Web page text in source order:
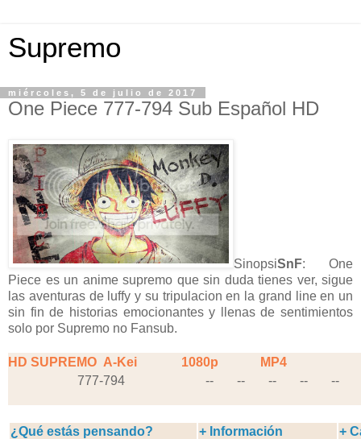
Supremo
miércoles, 5 de julio de 2017
One Piece 777-794 Sub Español HD
SinopsiSnF: One
Piece es un anime supremo que sin duda tienes ver, sigue
las aventuras de luffy y su tripulacion en la grand line en un
sin fin de historias emocionantes y llenas de sentimientos
solo por Supremo no Fansub.
HD SUPREMO A-Kei 1080p
MP4
777-794
-- -- -- -- --
¿Qué estás pensando? + Información +